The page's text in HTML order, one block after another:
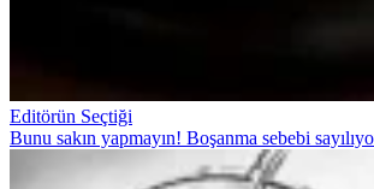
Editörün Seçtiği
Bunu sakın yapmayın! Boşanma sebebi